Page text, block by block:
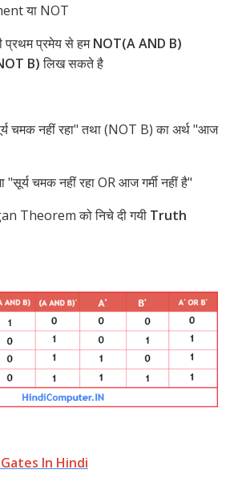
या NOT
प्रमेय से हमNOT(A AND B)
B)लिख सकते है
चमक नहीं रहा" तथा (NOT B) का अर्थ "आज
"सूर्य चमक नहीं रहा OR आज गर्मी नहीं है"
Theorem को निचे दी गयी Truth
In Hindi